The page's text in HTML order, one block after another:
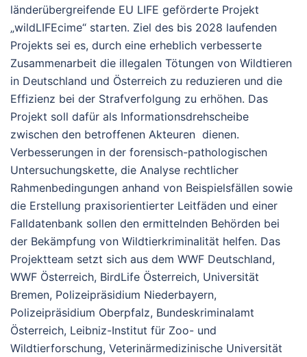
länderübergreifende EU LIFE geförderte Projekt
„wildLIFEcime“ starten. Ziel des bis 2028 laufenden
Projekts sei es, durch eine erheblich verbesserte
Zusammenarbeit die illegalen Tötungen von Wildtieren
in Deutschland und Österreich zu reduzieren und die
Effizienz bei der Strafverfolgung zu erhöhen. Das
Projekt soll dafür als Informationsdrehscheibe
zwischen den betroffenen Akteuren dienen.
Verbesserungen in der forensisch-pathologischen
Untersuchungskette, die Analyse rechtlicher
Rahmenbedingungen anhand von Beispielsfällen sowie
die Erstellung praxisorientierter Leitfäden und einer
Falldatenbank sollen den ermittelnden Behörden bei
der Bekämpfung von Wildtierkriminalität helfen. Das
Projektteam setzt sich aus dem WWF Deutschland,
WWF Österreich, BirdLife Österreich, Universität
Bremen, Polizeipräsidium Niederbayern,
Polizeipräsidium Oberpfalz, Bundeskriminalamt
Österreich, Leibniz-Institut für Zoo- und
Wildtierforschung, Veterinärmedizinische Universität